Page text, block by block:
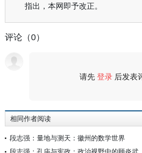
指出，本网即予改正。
评论（0）
请先登录 后发表
相同作者阅读
段志强：量地与测天：徽州的数学世界